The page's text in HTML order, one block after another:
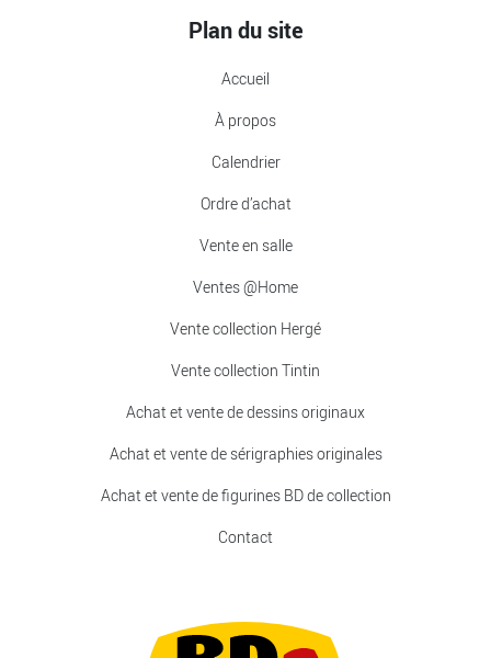
Plan du site
Accueil
À propos
Calendrier
Ordre d’achat
Vente en salle
Ventes @Home
Vente collection Hergé
Vente collection Tintin
Achat et vente de dessins originaux
Achat et vente de sérigraphies originales
Achat et vente de figurines BD de collection
Contact